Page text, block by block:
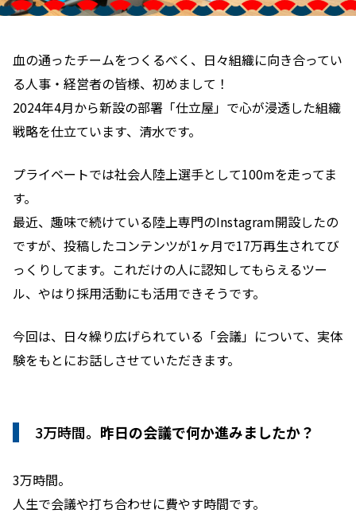
血の通ったチームをつくるべく、日々組織に向き合ってい
る人事・経営者の皆様、初めまして！
2024年4月から新設の部署「仕立屋」で心が浸透した組織
戦略を仕立ています、清水です。
プライベートでは社会人陸上選手として100mを走ってま
す。
最近、趣味で続けている陸上専門のInstagram開設したの
ですが、投稿したコンテンツが1ヶ月で17万再生されてび
っくりしてます。これだけの人に認知してもらえるツー
ル、やはり採用活動にも活用できそうです。
今回は、日々繰り広げられている「会議」について、実体
験をもとにお話しさせていただきます。
3万時間。 昨日の会議で何か進みましたか？
3万時間。
人生で会議や打ち合わせに費やす時間です。